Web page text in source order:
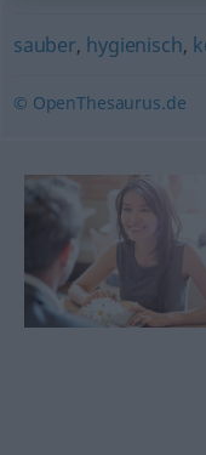
sauber, hygienisch,
© OpenThesaurus.de